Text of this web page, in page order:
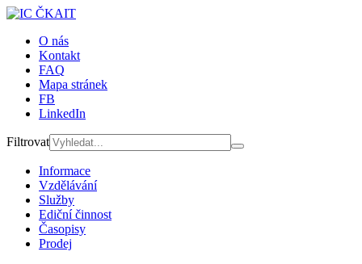
O nás
Kontakt
FAQ
Mapa stránek
FB
LinkedIn
Filtrovat
Informace
Vzdělávání
Služby
Ediční činnost
Časopisy
Prodej